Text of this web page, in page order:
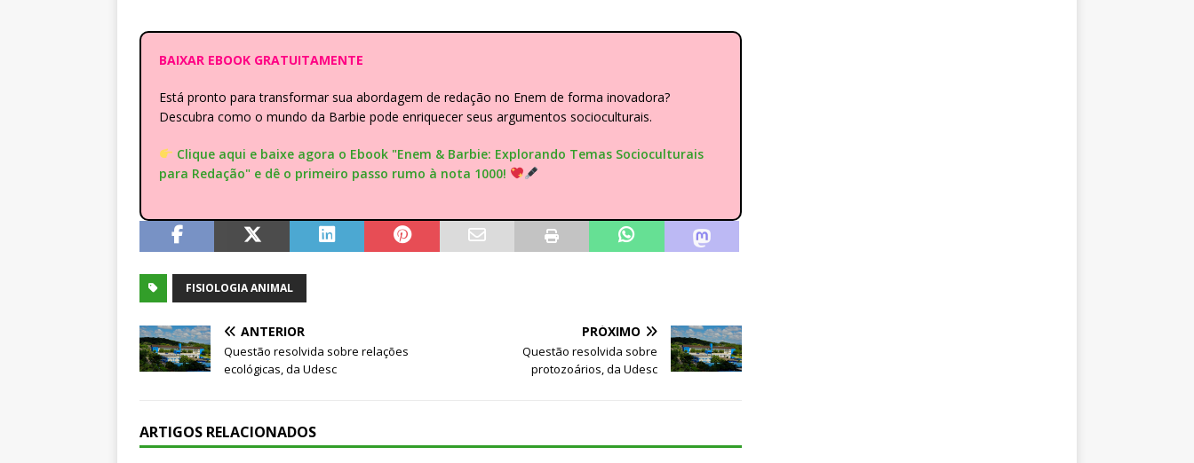
BAIXAR EBOOK GRATUITAMENTE
Está pronto para transformar sua abordagem de redação no Enem de forma inovadora?
Descubra como o mundo da Barbie pode enriquecer seus argumentos socioculturais.
Clique aqui e baixe agora o Ebook "Enem & Barbie: Explorando Temas Socioculturais
para Redação" e dê o primeiro passo rumo à nota 1000!
FISIOLOGIA ANIMAL
ANTERIOR
Questão resolvida sobre relações
ecológicas, da Udesc
PRÓXIMO
Questão resolvida sobre
protozoários, da Udesc
ARTIGOS RELACIONADOS